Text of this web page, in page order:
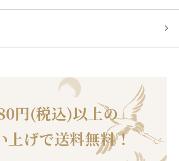
円(税込)以上の
上げで送料無料！